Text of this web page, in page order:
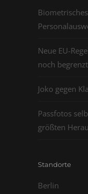
Neue EU-
noch
Joko gegen
Passfotos
größten
Standorte
Berlin